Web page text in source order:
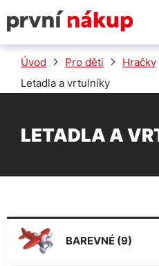
Úvod Pro děti Hračky
Letadla a vrtulníky
LETADLA A
BAREVNÉ (9)